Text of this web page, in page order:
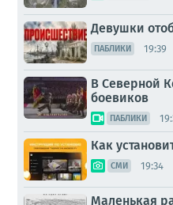
Девушки
ПАБЛИКИ 19:39
В Северной
боевиков
ПАБЛИКИ
Как
СМИ 19:34
Маленькая